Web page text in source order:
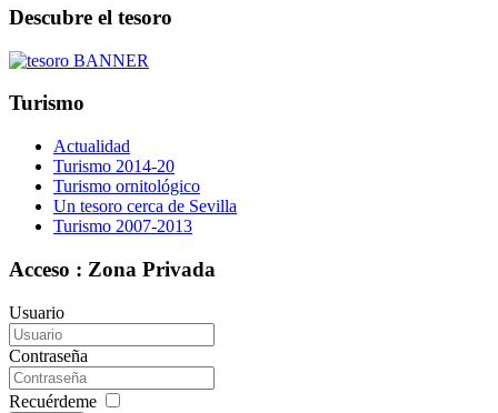
Descubre el tesoro
Turismo
Actualidad
Turismo 2014-20
Turismo ornitológico
Un tesoro cerca de Sevilla
Turismo 2007-2013
Acceso : Zona Privada
Usuario
Contraseña
Recuérdeme